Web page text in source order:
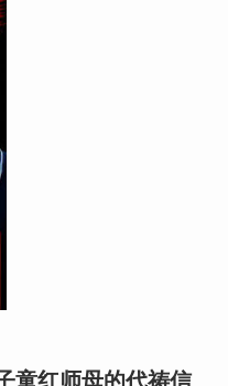
童红⁩师母的代祷信